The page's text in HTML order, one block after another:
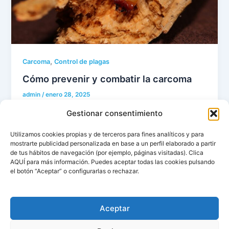
Gestionar consentimiento
Utilizamos cookies propias y de terceros para fines analíticos y para
mostrarte publicidad personalizada en base a un perfil elaborado a partir
de tus hábitos de navegación (por ejemplo, páginas visitadas). Clica
AQUÍ para más información. Puedes aceptar todas las cookies pulsando
el botón “Aceptar” o configurarlas o rechazar.
Aceptar
Carcoma,Control de plagas
Cómo prevenir y combatir la carcoma
admin/enero 28, 2025
La carcoma es uno de los problemas más comunes
viviendas, […]
Copyright © 2026